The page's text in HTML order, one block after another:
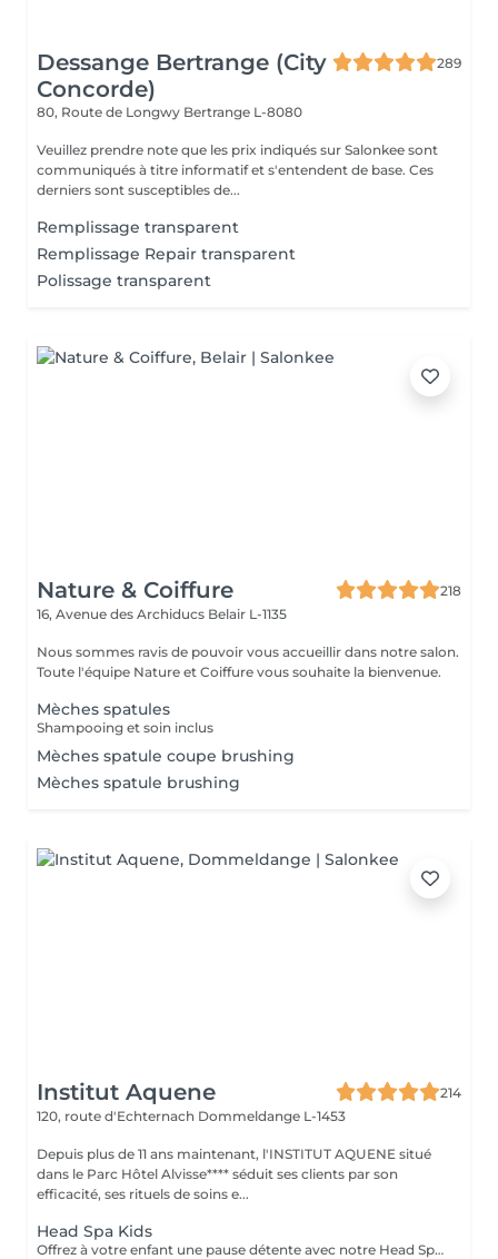
Dessange Bertrange (City
Concorde)
289
80, Route de Longwy Bertrange L-8080
Veuillez prendre note que les prix indiqués sur Salonkee sont
communiqués à titre informatif et s'entendent de base. Ces
derniers sont susceptibles de...
Remplissage transparent
Remplissage Repair transparent
Polissage transparent
Nature & Coiffure
218
16, Avenue des Archiducs Belair L-1135
Nous sommes ravis de pouvoir vous accueillir dans notre salon.
Toute l'équipe Nature et Coiffure vous souhaite la bienvenue.
Mèches spatules
Shampooing et soin inclus
Mèches spatule coupe brushing
Mèches spatule brushing
Institut Aquene
214
120, route d'Echternach Dommeldange L-1453
Depuis plus de 11 ans maintenant, l'INSTITUT AQUENE situé
dans le Parc Hôtel Alvisse**** séduit ses clients par son
efficacité, ses rituels de soins e...
Head Spa Kids
Offrez à votre enfant une pause détente avec notre Head Spa Kids, un soin de 30 min spécialement conçu pour les jeunes de 10 à 13 ans. Ce rituel doux et apaisant prend soin de leur cuir chevelu tout en leur offrant un moment de relaxation adapté à leur âge. Ce soin comprend - Nettoyage délicat: Un lavage doux adapté aux cheveux et cuir chevelu des enfants. - Massage relaxant: Une gestuelle apaisante pour favoriser la détente et stimuler la microcirculation. - Hydratation légère: des produits respectueux, spécialement choisis pour nourrir et protéger leurs cheveux. Un sèche cheveux et des brosses sont mis à sa disposition pour que votre enfant ne sorte pas avec la tête mouillée